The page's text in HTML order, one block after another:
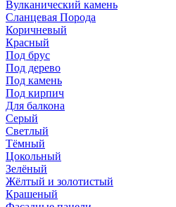
Вулканический камень
Сланцевая Порода
Коричневый
Красный
Под брус
Под дерево
Под камень
Под кирпич
Для балкона
Серый
Светлый
Тёмный
Цокольный
Зелёный
Жёлтый и золотистый
Крашеный